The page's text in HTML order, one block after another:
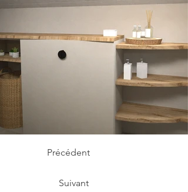
Précédent
Suivant